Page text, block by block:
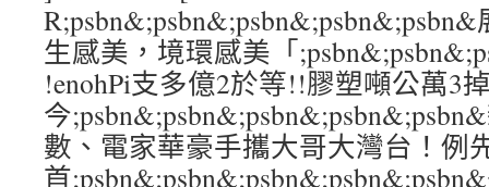
生感美，境環感美「
!enohPi支多億2於等!!膠塑噸公萬3
今
數、電家華豪手攜大哥大灣台！例
首